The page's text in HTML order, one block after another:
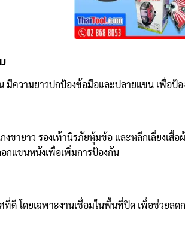
มีความยาวปกป้องข้อมือและปลายแขน เพื่อป้
งขายาว รองเท้านิรภัยหุ้มข้อ และหลีกเลี่ยงเสื้
กแขนหนังเพื่อเพิ่มการป้องกัน
ดี โดยเฉพาะงานเชื่อมในพื้นที่ปิด เพื่อช่วยล